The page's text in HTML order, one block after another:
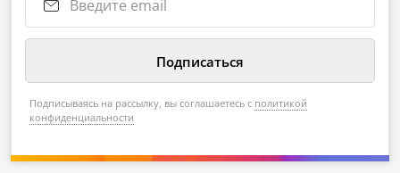
Подписываясь на рассылку, вы соглашаетесь с политикой
конфиденциальности